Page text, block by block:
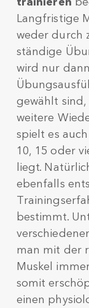
Langfristige
weder durch
ständige
wird nur
gewählt
weitere
spielt es
10, 15 oder
liegt.
ebenfalls
bestimmt.
man mit der
Muskel
somit
einen